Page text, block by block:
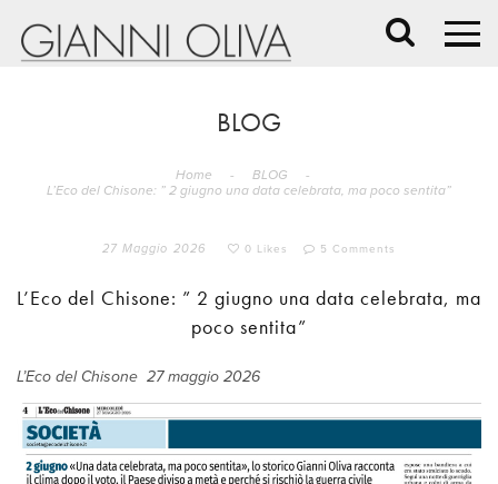
BLOG
Home - BLOG
-
L’Eco del Chisone: ” 2 giugno una data celebrata, ma poco sentita”
27 Maggio 2026 0 Likes 5 Comments
L’Eco del Chisone: ” 2 giugno una data celebrata, ma
poco sentita”
L’Eco del Chisone 27 maggio 2026